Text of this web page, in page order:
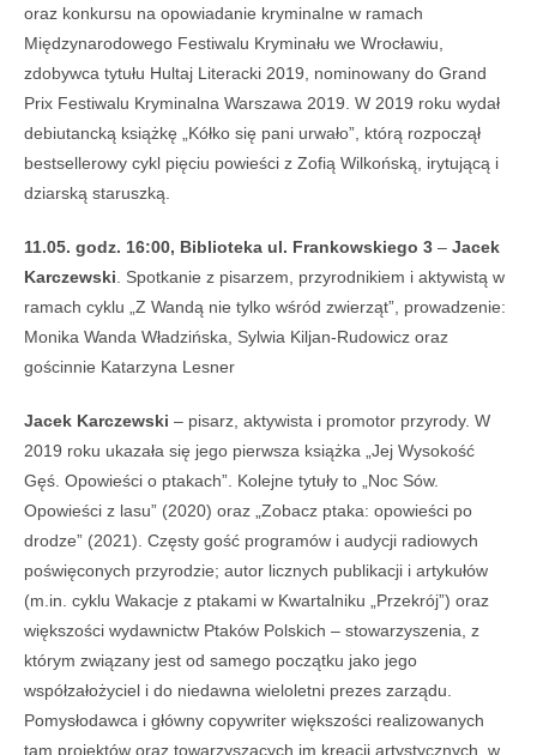
oraz konkursu na opowiadanie kryminalne w ramach
Międzynarodowego Festiwalu Kryminału we Wrocławiu,
zdobywca tytułu Hultaj Literacki 2019, nominowany do Grand
Prix Festiwalu Kryminalna Warszawa 2019. W 2019 roku wydał
debiutancką książkę „Kółko się pani urwało”, którą rozpoczął
bestsellerowy cykl pięciu powieści z Zofią Wilkońską, irytującą i
dziarską staruszką.
11.05. godz. 16:00, Biblioteka ul. Frankowskiego 3 – Jacek
Karczewski . Spotkanie z pisarzem, przyrodnikiem i aktywistą w
ramach cyklu „Z Wandą nie tylko wśród zwierząt”, prowadzenie:
Monika Wanda Władzińska, Sylwia Kiljan-Rudowicz oraz
gościnnie Katarzyna Lesner
Jacek Karczewski – pisarz, aktywista i promotor przyrody. W
2019 roku ukazała się jego pierwsza książka „Jej Wysokość
Gęś. Opowieści o ptakach”. Kolejne tytuły to „Noc Sów.
Opowieści z lasu” (2020) oraz „Zobacz ptaka: opowieści po
drodze” (2021). Częsty gość programów i audycji radiowych
poświęconych przyrodzie; autor licznych publikacji i artykułów
(m.in. cyklu Wakacje z ptakami w Kwartalniku „Przekrój”) oraz
większości wydawnictw Ptaków Polskich – stowarzyszenia, z
którym związany jest od samego początku jako jego
współzałożyciel i do niedawna wieloletni prezes zarządu.
Pomysłodawca i główny copywriter większości realizowanych
tam projektów oraz towarzyszących im kreacji artystycznych, w